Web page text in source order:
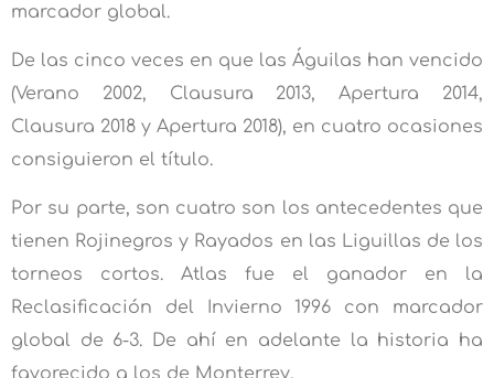
marcador global.
De las cinco veces en que las Águilas han vencido
(Verano 2002, Clausura 2013, Apertura 2014,
Clausura 2018 y Apertura 2018), en cuatro ocasiones
consiguieron el título.
Por su parte, son cuatro son los antecedentes que
tienen Rojinegros y Rayados en las Liguillas de los
torneos cortos. Atlas fue el ganador en la
Reclasificación del Invierno 1996 con marcador
global de 6-3. De ahí en adelante la historia ha